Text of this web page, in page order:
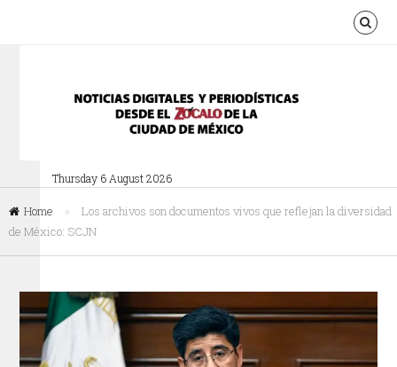
Thursday 6 August 2026
Home »
Los archivos son documentos vivos que reflejan la diversidad
de México: SCJN